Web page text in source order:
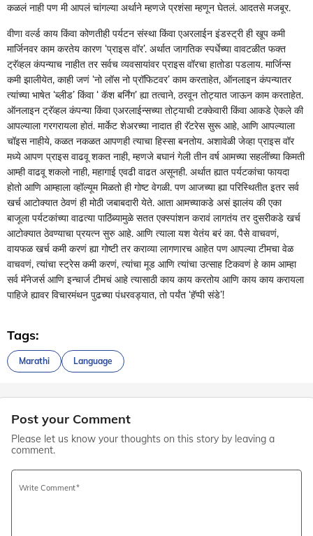
कळलं नाही पण मी आपलं चांगल्या अर्थाने म्हणजे प्रशंसा म्हणून घेतलं. आदतसे मजबूर.
वीणा वर्ल्ड काय किंवा कोणतीही पर्यटन संस्था किंवा एअरलाईन इंडस्ट्री ही खूप कमी
मार्जिनवर काम करतेय कारण ‘प्राइस वॉर’. अर्थात जागतिक स्पर्धेच्या वावटळीत फक्त
ट्रॅव्हल कंपन्याच नाहीत तर सर्वच व्यवसायांवर प्राइस वॉरचा हातोडा पडलाय. मार्जिन्स
कमी झालीयेत, काही जणं ‘नो लॉस नो प्रॉफिटवर’ काम करताहेत, ऑनलाइन कंपन्यातर
त्यांच्या भाषेत ‘ब्लीड’ किंवा ‘ कॅश बर्निंग’ ह्या तत्वाने, ठरवून तोट्यात जाऊन काम करताहेत.
ऑनलाइन ट्रॅव्हल कंपन्या किंवा एअरलाईन्सच्या तोट्याची टक्केवारी किंवा आकडे ऐकले की
आपल्याला गरगरायला होतं. मार्केट शेअरच्या नादात ही रॅटरेस सुरू आहे, आणि आपल्याला
चॉइस नाहीये, कळत नकळत आपणही त्याचा हिस्सा बनतोय. अशावेळी जेव्हा प्राइस वॉर
मध्ये आपण प्राइस वाढवू शकत नाही, म्हणजे बघानं गेली तीन वर्ष आमच्या सहलींच्या किमती
आम्ही वाढवू शकलो नाही, महागाई एवढी वाढत असूनही. अर्थात ह्यात पर्यटकांचा फायदा
होतो आणि आम्हाला व्हॉल्यूम मिळतो ही गोष्ट वेगळी. पण आजच्या ह्या परिस्थितीत इतर सर्व
खर्च आटोक्यात ठेवणं ही मोठी जबाबदारी येते. आता आमच्याकडे असं झालंय की एका
बाजूला पर्यटकांच्या वाढत्या पाठिंब्यामुळे सतत एक्स्पांशन करावं लागतंय तर दुसरीकडे खर्च
आटोक्यात ठेवण्याचा प्रयत्न सुरु आहे. आणि त्याला यश येतंय बरं का. पैसे वाचवणं,
वायफळ खर्च कमी करणं ह्या गोष्टी तर कराव्या लागणारच आहेत पण आपल्या टीमचा वेळ
वाचवणं, त्यांचा स्ट्रेस कमी करणं, त्यांचा मूड आणि त्यांचा उत्साह टिकवणं हे काम आम्हा
सर्व मॅनेजर्स आणि इन्चार्ज टीमचं आहे त्यासाठी काय काय करतोय आणि काय काय करायला
पाहिजे ह्यावर विचारमंथन पुढच्या पंधरवड्यात, तो पर्यंत ‘हॅप्पी संडे’!
Tags:
Marathi Language
Post your Comment
Please let us know your thoughts on this story by leaving a
comment.
Write Comment